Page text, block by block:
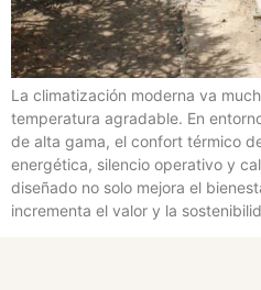
La climatización moderna va
temperatura agradable. En
de alta gama, el confort térmico
energética, silencio operativo y
diseñado no solo mejora el
incrementa el valor y la